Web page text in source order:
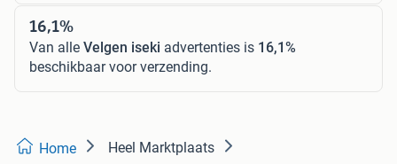
16,1%
Van alle Velgen iseki advertenties is 16,1%
beschikbaar voor verzending.
Home Heel Marktplaats